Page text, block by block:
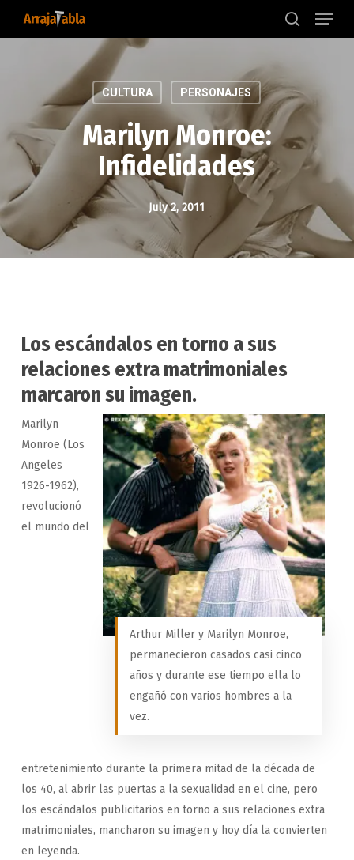
search
Menu
CULTURA PERSONAJES
Marilyn Monroe:
Infidelidades
July 2, 2011
Los escándalos en torno a sus
relaciones extra matrimoniales
marcaron su imagen.
Arthur Miller y Marilyn Monroe,
permanecieron casados casi cinco
años y durante ese tiempo ella lo
engañó con varios hombres a la
vez.
Marilyn
Monroe (Los
Angeles
1926-1962),
revolucionó
el mundo del
entretenimiento durante la primera mitad de la década de
los 40, al abrir las puertas a la sexualidad en el cine, pero
los escándalos publicitarios en torno a sus relaciones extra
matrimoniales, mancharon su imagen y hoy día la convierten
en leyenda.